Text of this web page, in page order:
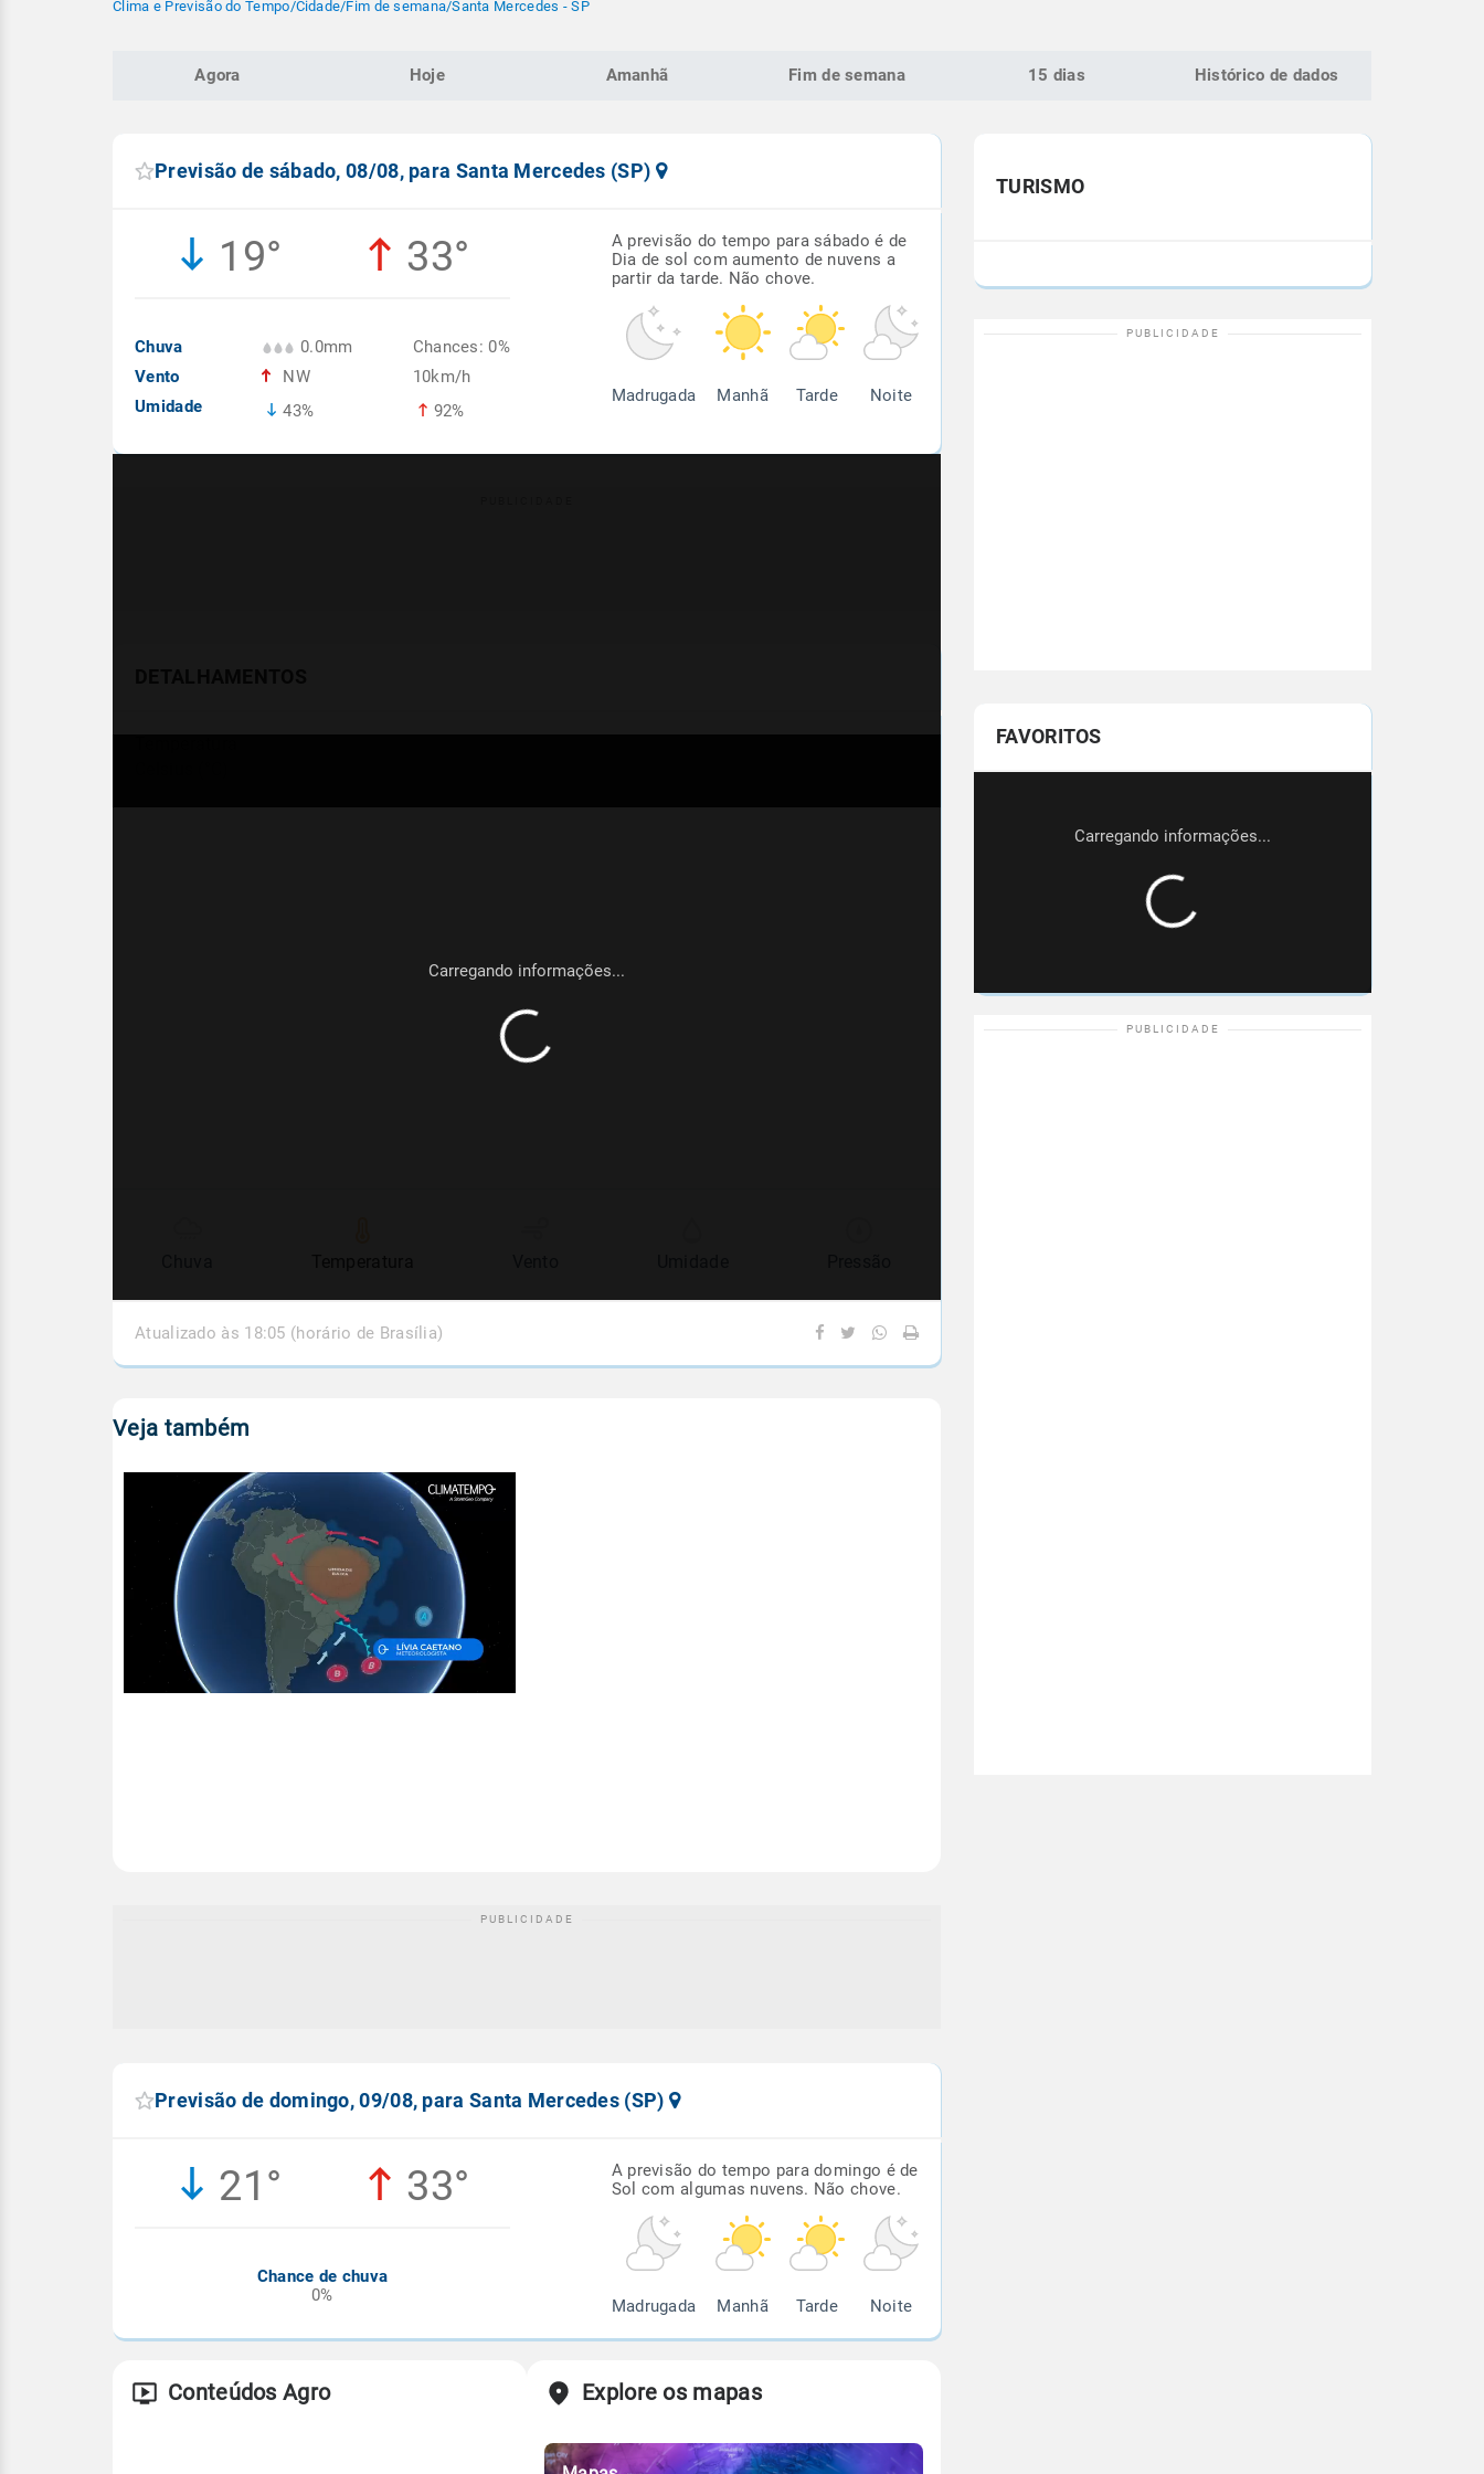
Clima e Previsão do Tempo/Cidade/Fim de semana/Santa Mercedes - SP
Agora Hoje Amanhã Fim de semana 15 dias Histórico de dados
Previsão de sábado, 08/08, para Santa Mercedes (SP)
19° 33°
Chuva
Vento
Umidade
0.0mm
NW
43%
Chances: 0%
10km/h
92%
A previsão do tempo para sábado é de
Dia de sol com aumento de nuvens a
partir da tarde. Não chove.
Madrugada Manhã Tarde Noite
Atualizado às 18:05 (horário de Brasília)
Veja também
Previsão de domingo, 09/08, para Santa Mercedes (SP)
21° 33°
Chance de chuva
0%
A previsão do tempo para domingo é de
Sol com algumas nuvens. Não chove.
Madrugada Manhã Tarde Noite
Conteúdos Agro Explore os mapas
TURISMO
FAVORITOS